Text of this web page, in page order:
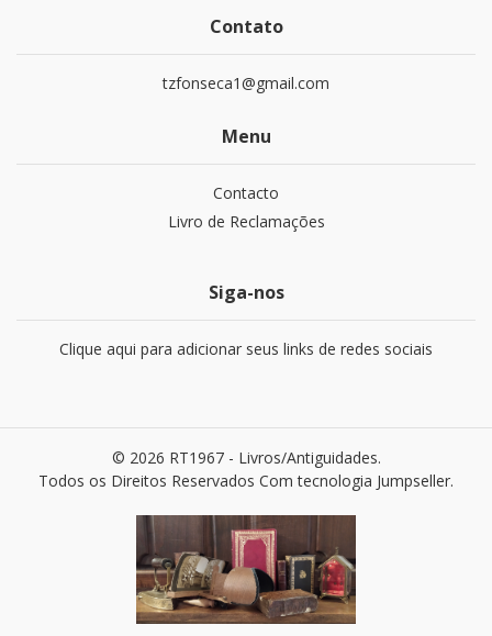
Contato
tzfonseca1@gmail.com
Menu
Contacto
Livro de Reclamações
Siga-nos
Clique aqui para adicionar seus links de redes sociais
© 2026 RT1967 - Livros/Antiguidades.
Todos os Direitos Reservados Com tecnologia Jumpseller.